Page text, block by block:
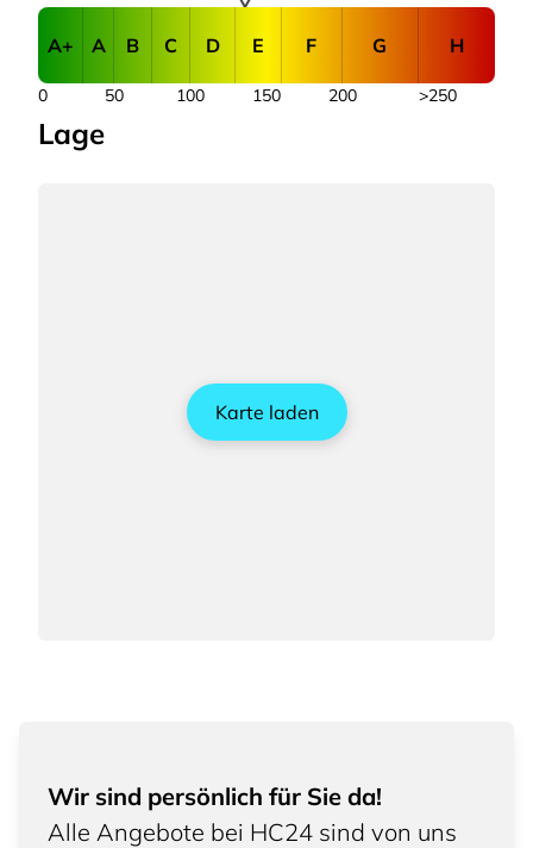
A+ A B C D E F G H
50 100 150 200
0 >250
Lage
Karte laden
Wir sind persönlich für Sie da!
Alle Angebote bei HC24 sind von uns